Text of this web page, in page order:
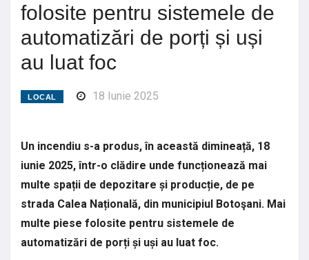
folosite pentru sistemele de
automatizări de porți și uși
au luat foc
LOCAL 18 Iunie 2025
Un incendiu s-a produs, în această dimineață, 18
iunie 2025, într-o clădire unde funcționează mai
multe spații de depozitare și producție, de pe
strada Calea Națională, din municipiul Botoşani. Mai
multe piese folosite pentru sistemele de
automatizări de porți și uși au luat foc.